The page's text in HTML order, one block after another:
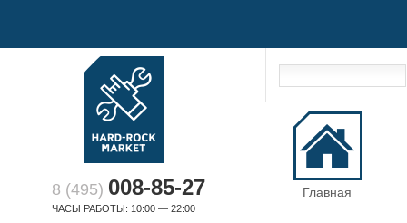
8 (495) 008-85-27
ЧАСЫ РАБОТЫ: 10:00 — 22:00
Главная